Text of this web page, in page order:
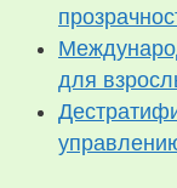
для